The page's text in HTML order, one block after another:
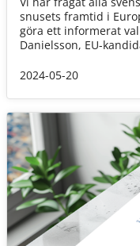
snusets framtid i
göra ett informerat val den 9 juni!
Danielsson, EU-
2024-05-20